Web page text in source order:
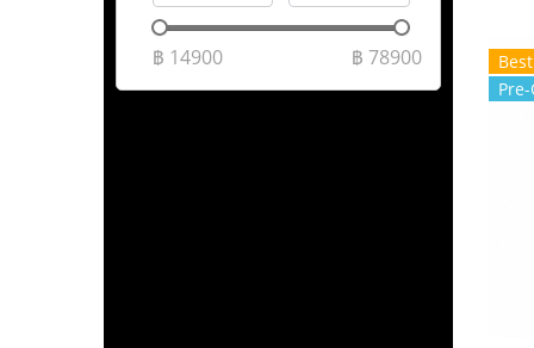
฿ 14900 ฿ 78900